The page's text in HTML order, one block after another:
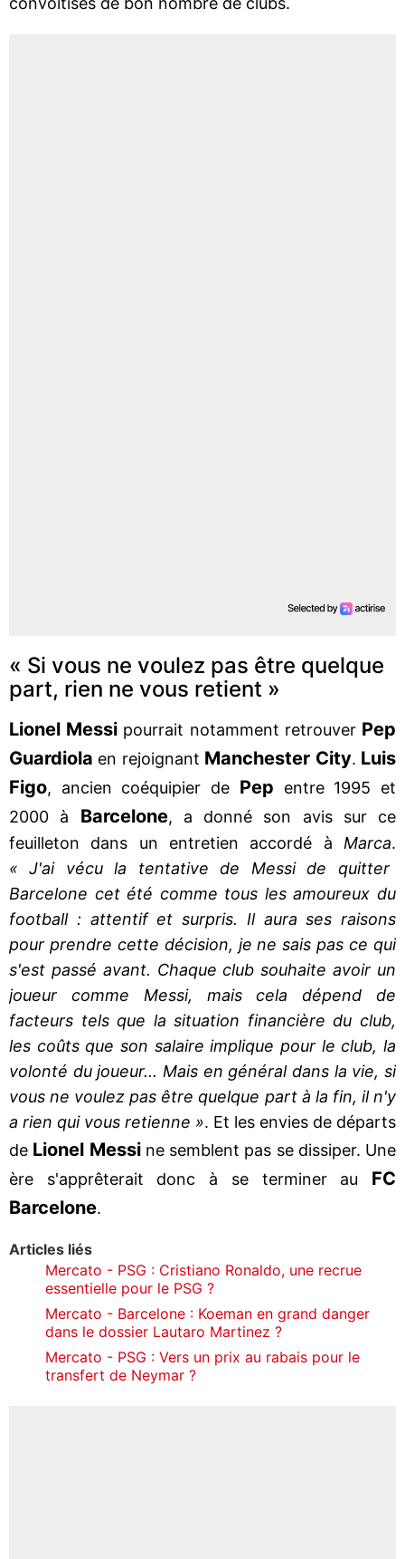
« Si vous ne voulez pas être quelque
part, rien ne vous retient »
Lionel Messi pourrait notamment retrouverPep
Guardiola en rejoignant Manchester City. Luis
Figo, ancien coéquipier de Pep entre 1995 et
2000 à Barcelone, a donné son avis sur ce
feuilleton dans un entretien accordé à Marca.
« J'ai vécu la tentative de Messi de quitter
Barcelone cet été comme tous les amoureux du
football : attentif et surpris. Il aura ses raisons
pour prendre cette décision, je ne sais pas ce qui
s'est passé avant. Chaque club souhaite avoir un
joueur comme Messi, mais cela dépend de
facteurs tels que la situation financière du club,
les coûts que son salaire implique pour le club, la
volonté du joueur... Mais en général dans la vie, si
vous ne voulez pas être quelque part à la fin, il n'y
a rien qui vous retienne ». Et les envies de départs
de Lionel Messine semblent pas se dissiper. Une
ère s'apprêterait donc à se terminer au
FC
Barcelone.
Articles liés
Mercato - PSG : Cristiano Ronaldo, une recrue
essentielle pour le PSG ?
Mercato - Barcelone : Koeman en grand danger
dans le dossier Lautaro Martinez ?
Mercato - PSG : Vers un prix au rabais pour le
transfert de Neymar ?